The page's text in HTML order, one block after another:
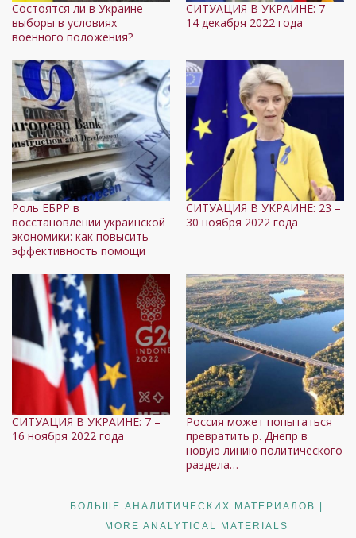
Состоятся ли в Украине
выборы в условиях
военного положения?
СИТУАЦИЯ В УКРАИНЕ: 7 -
14 декабря 2022 года
Роль ЕБРР в
восстановлении украинской
экономики: как повысить
эффективность помощи
СИТУАЦИЯ В УКРАИНЕ: 23 –
30 ноября 2022 года
СИТУАЦИЯ В УКРАИНЕ: 7 –
16 ноября 2022 года
Россия может попытаться
превратить р. Днепр в
новую линию политического
раздела…
БОЛЬШЕ АНАЛИТИЧЕСКИХ МАТЕРИАЛОВ |
MORE ANALYTICAL MATERIALS